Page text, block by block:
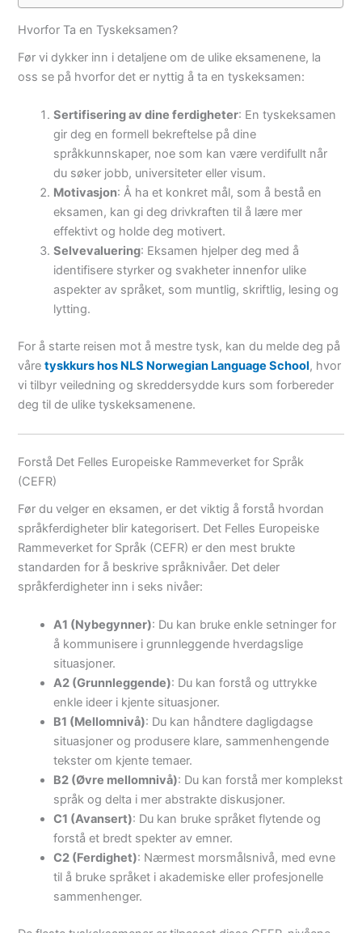
Hvorfor Ta en Tyskeksamen?
Før vi dykker inn i detaljene om de ulike eksamenene, la
oss se på hvorfor det er nyttig å ta en tyskeksamen:
Sertifisering av dine ferdigheter: En tyskeksamen
gir deg en formell bekreftelse på dine
språkkunnskaper, noe som kan være verdifullt når
du søker jobb, universiteter eller visum.
Motivasjon: Å ha et konkret mål, som å bestå en
eksamen, kan gi deg drivkraften til å lære mer
effektivt og holde deg motivert.
Selvevaluering: Eksamen hjelper deg med å
identifisere styrker og svakheter innenfor ulike
aspekter av språket, som muntlig, skriftlig, lesing og
lytting.
For å starte reisen mot å mestre tysk, kan du melde deg på
våretyskkurs hos NLS Norwegian Language School, hvor
vi tilbyr veiledning og skreddersydde kurs som forbereder
deg til de ulike tyskeksamenene.
Forstå Det Felles Europeiske Rammeverket for Språk
(CEFR)
Før du velger en eksamen, er det viktig å forstå hvordan
språkferdigheter blir kategorisert. Det Felles Europeiske
Rammeverket for Språk (CEFR) er den mest brukte
standarden for å beskrive språknivåer. Det deler
språkferdigheter inn i seks nivåer:
A1 (Nybegynner): Du kan bruke enkle setninger for
å kommunisere i grunnleggende hverdagslige
situasjoner.
A2 (Grunnleggende): Du kan forstå og uttrykke
enkle ideer i kjente situasjoner.
B1 (Mellomnivå): Du kan håndtere dagligdagse
situasjoner og produsere klare, sammenhengende
tekster om kjente temaer.
B2 (Øvre mellomnivå): Du kan forstå mer komplekst
språk og delta i mer abstrakte diskusjoner.
C1 (Avansert): Du kan bruke språket flytende og
forstå et bredt spekter av emner.
C2 (Ferdighet): Nærmest morsmålsnivå, med evne
til å bruke språket i akademiske eller profesjonelle
sammenhenger.